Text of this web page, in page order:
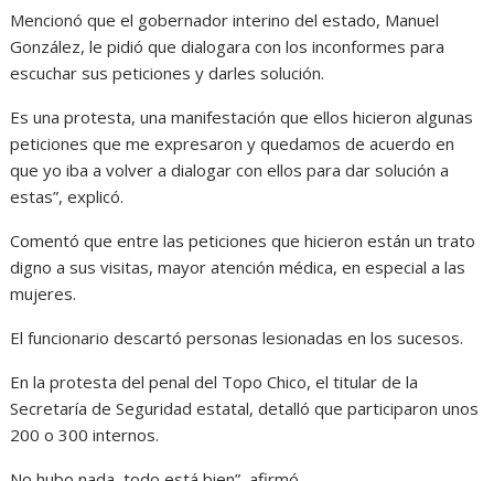
Mencionó que el gobernador interino del estado, Manuel
González, le pidió que dialogara con los inconformes para
escuchar sus peticiones y darles solución.
Es una protesta, una manifestación que ellos hicieron algunas
peticiones que me expresaron y quedamos de acuerdo en
que yo iba a volver a dialogar con ellos para dar solución a
estas”, explicó.
Comentó que entre las peticiones que hicieron están un trato
digno a sus visitas, mayor atención médica, en especial a las
mujeres.
El funcionario descartó personas lesionadas en los sucesos.
En la protesta del penal del Topo Chico, el titular de la
Secretaría de Seguridad estatal, detalló que participaron unos
200 o 300 internos.